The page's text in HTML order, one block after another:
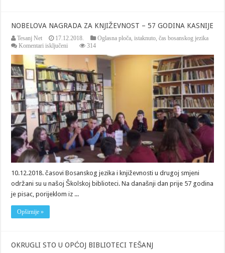
NOBELOVA NAGRADA ZA KNJIŽEVNOST – 57 GODINA KASNIJE
Tesanj Net 17.12.2018. Oglasna ploča,istaknuto,čas bosanskog jezika
Komentari isključeni
NAGRADA
ZA
KNJIŽEVNOST
–
57
GODINA
KASNIJE
314
10.12.2018. časovi Bosanskog jezika i književnosti u drugoj smjeni
održani su u našoj Školskoj biblioteci. Na današnji dan prije 57 godina
je pisac, porijeklom iz ...
Opširnije »
OKRUGLI STO U OPĆOJ BIBLIOTECI TEŠANJ